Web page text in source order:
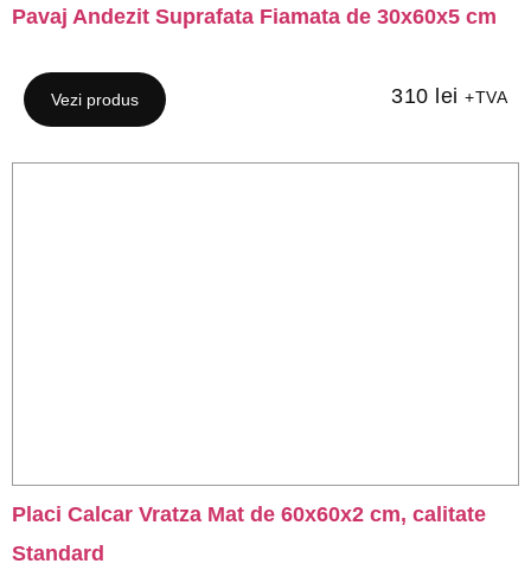
Pavaj Andezit Suprafata Fiamata de 30x60x5 cm
Vezi produs 310 lei +TVA
Placi Calcar Vratza Mat de 60x60x2 cm, calitate
Standard